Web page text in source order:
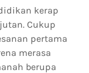
kerap
Cukup
pertama
merasa
berupa